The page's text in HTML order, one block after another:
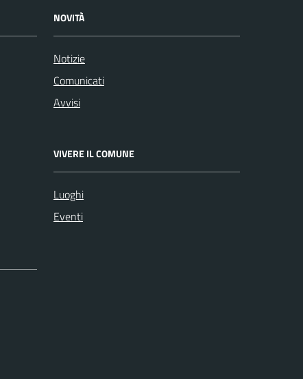
NOVITÀ
Notizie
Comunicati
Avvisi
VIVERE IL COMUNE
Luoghi
Eventi